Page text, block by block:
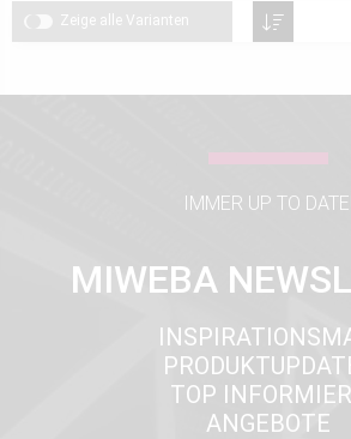
Zeige alle Varianten
IMMER UP TO DATE!
MIWEBA
TOP
ANGEBOTE